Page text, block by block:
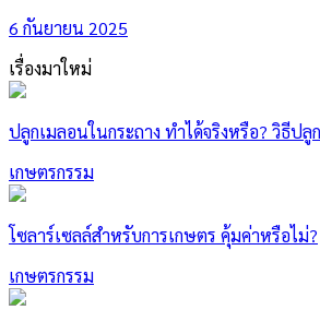
6 กันยายน 2025
เรื่องมาใหม่
ปลูกเมลอนในกระถาง ทำได้จริงหรือ? วิธีป
เกษตรกรรม
โซลาร์เซลล์สำหรับการเกษตร คุ้มค่าหรือไม่?
เกษตรกรรม